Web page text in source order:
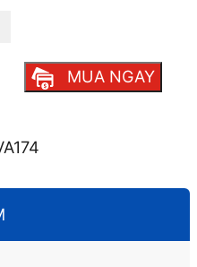
MUA NGAY